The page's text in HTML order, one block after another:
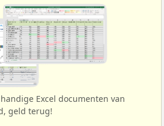
Excel documenten van
geld terug!